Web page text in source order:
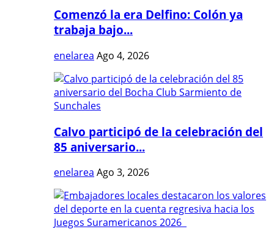
Comenzó la era Delfino: Colón ya
trabaja bajo...
enelarea Ago 4, 2026
Calvo participó de la celebración del
85 aniversario...
enelarea Ago 3, 2026